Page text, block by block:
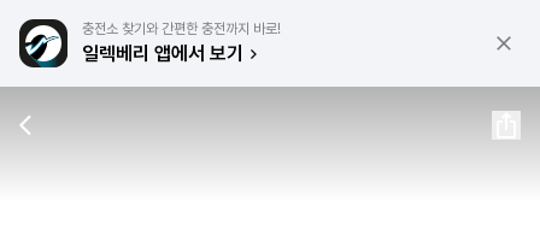
충전소 찾기와 간편한 충전까지 바로!
일렉베리 앱에서 보기